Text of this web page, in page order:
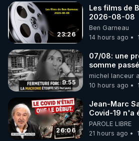
▶ 30 jours gratuit sur
de bien-être ENVOL :
Rendez-vous sur https://
le code : REGENERE
23:26
Les films de
2026-08-08
Ben Garneau
14 hours ago
9:55
07/08: une
somme
une dictature
taire ses
michel lanceur
10 hours ago
26:06
Jean-Marc
Covid-19 n'a
début -
jusqu où
PAROLE LIBRE
21 hours ago